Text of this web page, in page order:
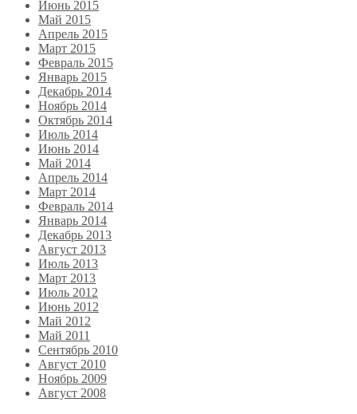
Июнь 2015
Май 2015
Апрель 2015
Март 2015
Февраль 2015
Январь 2015
Декабрь 2014
Ноябрь 2014
Октябрь 2014
Июль 2014
Июнь 2014
Май 2014
Апрель 2014
Март 2014
Февраль 2014
Январь 2014
Декабрь 2013
Август 2013
Июль 2013
Март 2013
Июль 2012
Июнь 2012
Май 2012
Май 2011
Сентябрь 2010
Август 2010
Ноябрь 2009
Август 2008